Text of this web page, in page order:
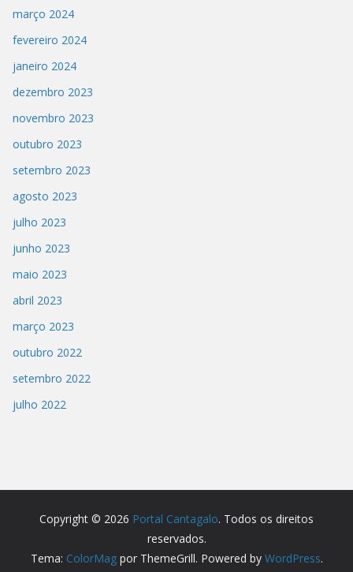
março 2024
fevereiro 2024
janeiro 2024
dezembro 2023
novembro 2023
outubro 2023
setembro 2023
agosto 2023
julho 2023
junho 2023
maio 2023
abril 2023
março 2023
outubro 2022
setembro 2022
julho 2022
Copyright © 2026 Portal Cantagalo. Todos os direitos
reservados.
Tema: ColorMagpor ThemeGrill. Powered by WordPress.